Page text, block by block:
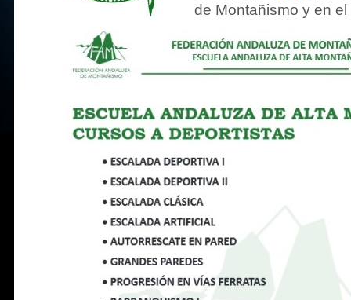
de Montañismo y en el